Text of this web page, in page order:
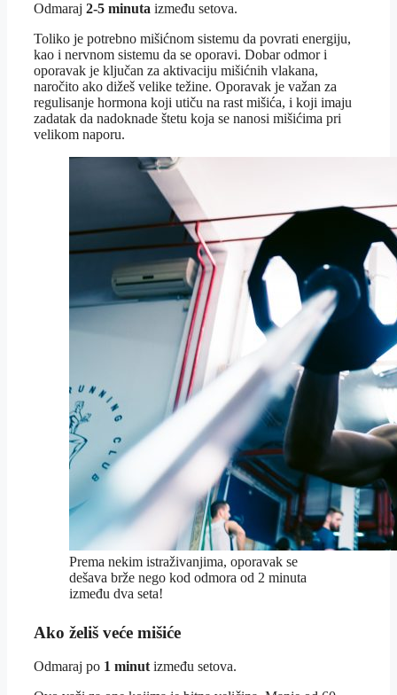
Odmaraj 2-5 minuta između setova.
Toliko je potrebno mišićnom sistemu da povrati energiju,
kao i nervnom sistemu da se oporavi. Dobar odmor i
oporavak je ključan za aktivaciju mišićnih vlakana,
naročito ako dižeš velike težine. Oporavak je važan za
regulisanje hormona koji utiču na rast mišića, i koji imaju
zadatak da nadoknade štetu koja se nanosi mišićima pri
velikom naporu.
Prema nekim istraživanjima, oporavak se
dešava brže nego kod odmora od 2 minuta
između dva seta!
Ako želiš veće mišiće
Odmaraj po 1 minutizmeđu setova.